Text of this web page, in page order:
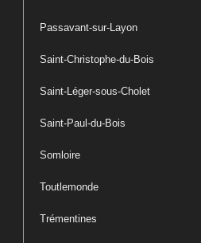
Passavant-sur-Layon
Saint-Christophe-du-Bois
Saint-Léger-sous-Cholet
Saint-Paul-du-Bois
Somloire
Toutlemonde
Trémentines